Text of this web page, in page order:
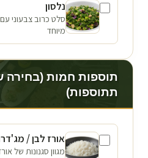
נלסון
סלט כרוב צבעוני עם
מיוחד
תוספות חמות (בחירה
תתוספות)
אורז לבן /
מגוון סגנונות של